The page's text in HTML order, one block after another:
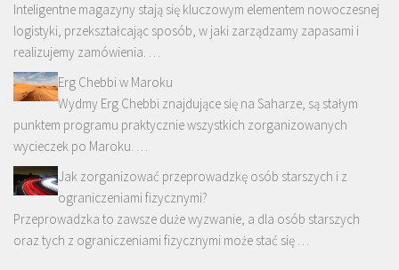
Inteligentne magazyny stają się kluczowym elementem nowoczesnej
logistyki, przekształcając sposób, w jaki zarządzamy zapasami i
realizujemy zamówienia. …
Erg Chebbi w Maroku
Wydmy Erg Chebbi znajdujące się na Saharze, są stałym
punktem programu praktycznie wszystkich zorganizowanych
wycieczek po Maroku. …
Jak zorganizować przeprowadzkę osób starszych i z
ograniczeniami fizycznymi?
Przeprowadzka to zawsze duże wyzwanie, a dla osób starszych
oraz tych z ograniczeniami fizycznymi może stać się …